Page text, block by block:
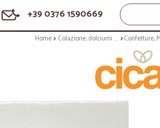
+39 0376 1590669
Home Colazione, dolciumi e snack